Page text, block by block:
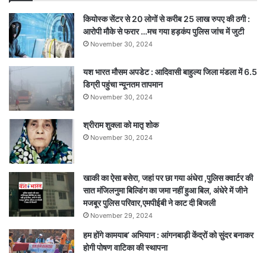
मिलेगा
फायदा
कियोस्क सेंटर से 20 लोगों से करीब 25 लाख रुपए की ठगी :
आरोपी मौके से फरार …मच गया हड़कंप पुलिस जांच में जुटी
November 30, 2024
यश भारत मौसम अपडेट : आदिवासी बाहुल्य जिला मंडला में 6.5
डिग्री पहुंचा न्यूनतम तापमान
November 30, 2024
श्रीराम शुक्ला को मातृ शोक
November 30, 2024
खाकी का ऐसा बसेरा, जहां पर छा गया अंधेरा ,पुलिस क्वार्टर की
सात मंजिलनुमा बिल्डिंग का जमा नहीं हुआ बिल, अंधेरे में जीने
मजबूर पुलिस परिवार,एमपीईबी ने काट दी बिजली
November 29, 2024
हम होंगे कामयाब’ अभियान : आंगनबाड़ी केंद्रों को सुंदर बनाकर
होगी पोषण वाटिका की स्थापना